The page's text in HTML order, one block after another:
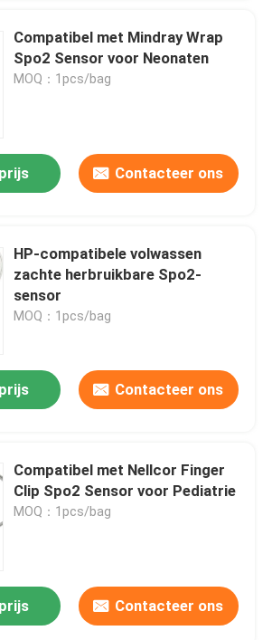
aan
Sensor
spO2-sensor
van de EKG-machine
Compatibel met Mindray Wrap
Spo2 Sensor voor Neonaten
MOQ：1pcs/bag
Contacteer ons
HP-compatibele volwassen
zachte herbruikbare Spo2-
sensor
MOQ：1pcs/bag
Contacteer ons
Compatibel met Nellcor Finger
Clip Spo2 Sensor voor Pediatrie
MOQ：1pcs/bag
Contacteer ons